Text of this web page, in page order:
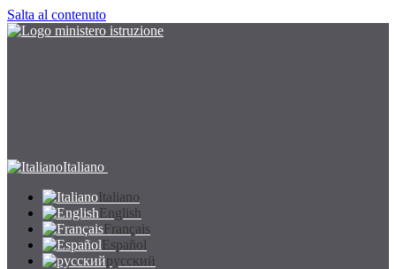
Salta al contenuto
Italiano
Italiano
English
Français
Español
русский